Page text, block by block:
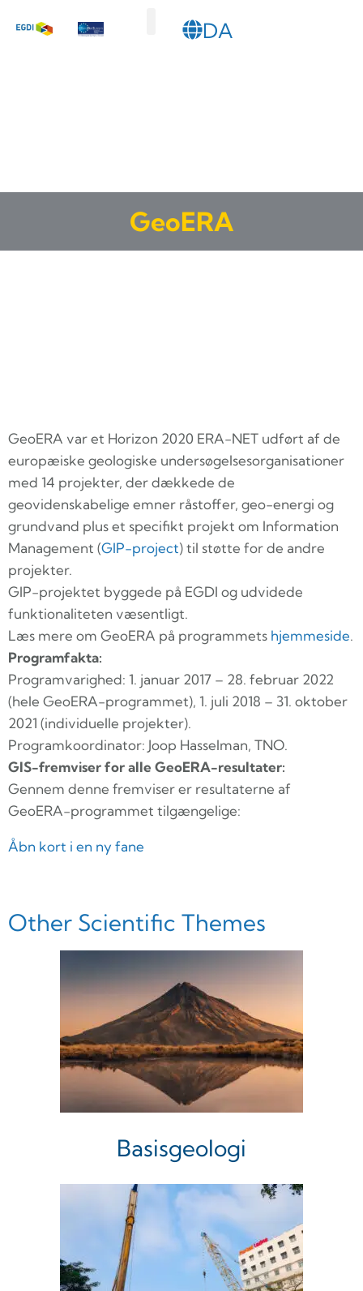
DA
SL
GeoERA
GeoERA var et Horizon 2020 ERA-NET udført af de
europæiske geologiske undersøgelsesorganisationer
med 14 projekter, der dækkede de
geovidenskabelige emner råstoffer, geo-energi og
grundvand plus et specifikt projekt om Information
Management (GIP-project) til støtte for de andre
projekter.
GIP-projektet byggede på EGDI og udvidede
funktionaliteten væsentligt.
Læs mere om GeoERA på programmets hjemmeside.
Programfakta:
Programvarighed: 1. januar 2017 – 28. februar 2022
(hele GeoERA-programmet), 1. juli 2018 – 31. oktober
2021 (individuelle projekter).
Programkoordinator: Joop Hasselman, TNO.
GIS-fremviser for alle GeoERA-resultater:
Gennem denne fremviser er resultaterne af
GeoERA-programmet tilgængelige:
Åbn kort i en ny fane
Other Scientific Themes
Basisgeologi